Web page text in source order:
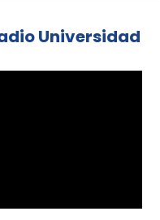
Universidad